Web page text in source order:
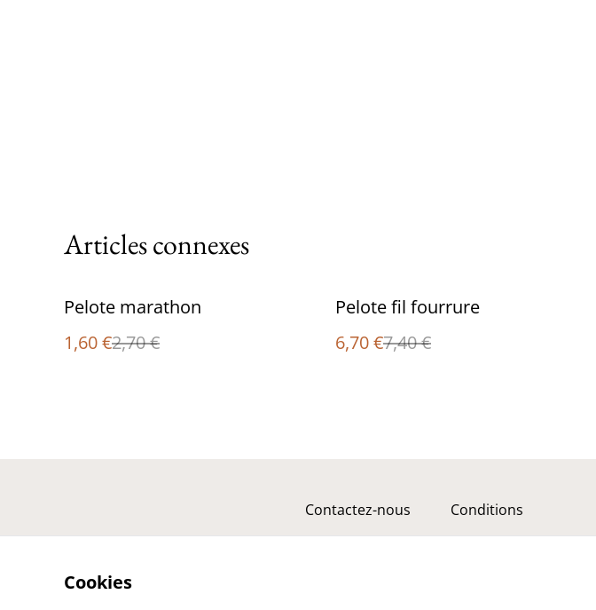
Articles connexes
%
Pelote marathon
1,60 €2,70 €
%
Pelote fil fourrure
6,70 €7,40 €
Contactez-nous Conditions
Cookies